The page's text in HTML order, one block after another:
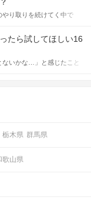
るかどうかが重要。 この
出すサインとその心理を
ご紹介していきます。
り取りを続けてく中で
？」とお困りの男性もいら
で今回は、男性から女性へ
紹介します。例文も混じ
ください。
たら試してほしい16
ないかな…」と感じたこと
ままさに楽しいことを探し
栃木県 群馬県
歌山県